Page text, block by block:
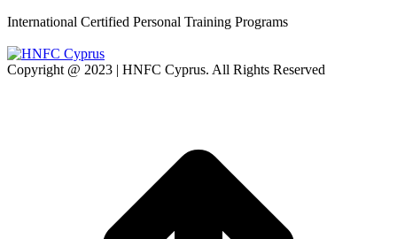
International Certified Personal Training Programs
Copyright @ 2023 | HNFC Cyprus. All Rights Reserved